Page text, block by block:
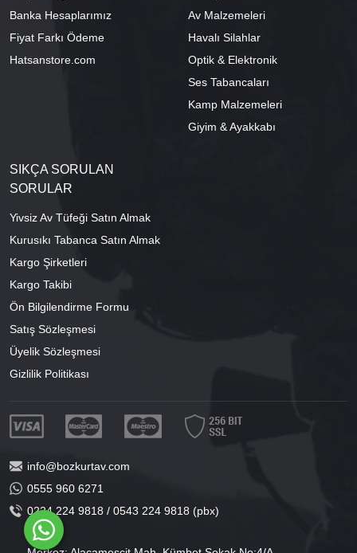
Banka Hesaplarımız
Fiyat Farkı Ödeme
Hatsanstore.com
Av Malzemeleri
Havalı Silahlar
Optik & Elektronik
Ses Tabancaları
Kamp Malzemeleri
Giyim & Ayakkabı
SIKÇA SORULAN
SORULAR
Yivsiz Av Tüfeği Satın Almak
Kurusıkı Tabanca Satın Almak
Kargo Şirketleri
Kargo Takibi
Ön Bilgilendirme Formu
Satış Sözleşmesi
Üyelik Sözleşmesi
Gizlilik Politikası
info@bozkurtav.com
0555 960 6271
0224 224 9818 / 0543 224 9818 (pbx)